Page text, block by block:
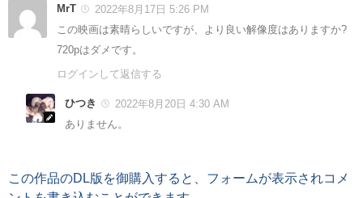
MrT
2022年8月17日 5:26 PM
この映画は素晴らしいですが、より良い解像度はありますか?
720pはダメです。
ログインして返信する
ひつき
2022年8月20日 4:30 AM
ありません。
この作品のDL版を御購入すると、フォームが表示されコメ